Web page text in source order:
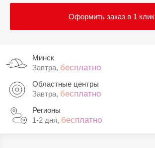
Оформить заказ в 1 клик
Минск
Завтра, бесплатно
Областные центры
Завтра, бесплатно
Регионы
1-2 дня, бесплатно